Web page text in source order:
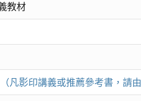
教材
凡影印講義或推薦參考書，請